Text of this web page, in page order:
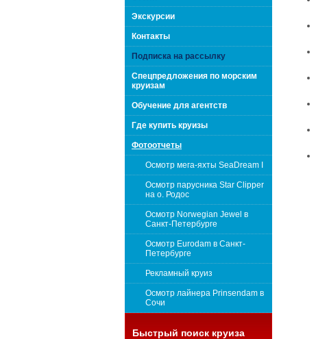
поколения "Вип Круиз
Интернешнл"
Экскурсии
Контакты
Подписка на рассылку
Спецпредложения по морским
круизам
Обучение для агентств
Где купить круизы
Фотоотчеты
Осмотр мега-яхты SeaDream I
Осмотр парусника Star Clipper
на о. Родос
Осмотр Norwegian Jewel в
Санкт-Петербурге
Осмотр Eurodam в Санкт-
Петербурге
Рекламный круиз
Осмотр лайнера Prinsendam в
Сочи
Быстрый поиск круиза